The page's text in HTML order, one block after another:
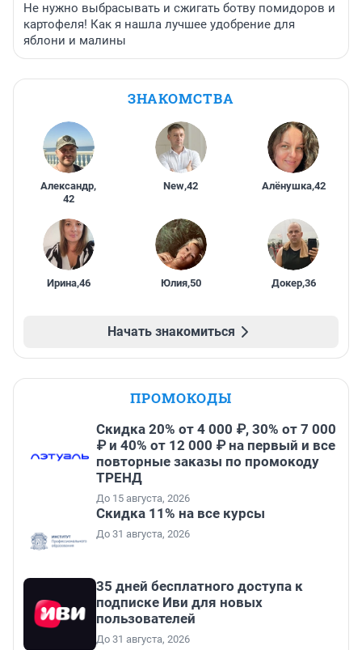
Не нужно выбрасывать и сжигать ботву помидоров и
картофеля! Как я нашла лучшее удобрение для
яблони и малины
ЗНАКОМСТВА
Александр,
42
New,42 Алёнушка,42
Ирина,46 Юлия,50 Докер,36
Начать знакомиться
ПРОМОКОДЫ
Скидка 20% от 4 000 ₽, 30% от 7 000
₽ и 40% от 12 000 ₽ на первый и все
повторные заказы по промокоду
ТРЕНД
До 15 августа, 2026
Скидка 11% на все курсы
До 31 августа, 2026
35 дней бесплатного доступа к
подписке Иви для новых
пользователей
До 31 августа, 2026